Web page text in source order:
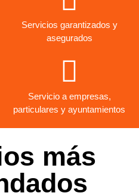
Servicios garantizados y
asegurados
Servicio a empresas,
particulares y ayuntamientos
más